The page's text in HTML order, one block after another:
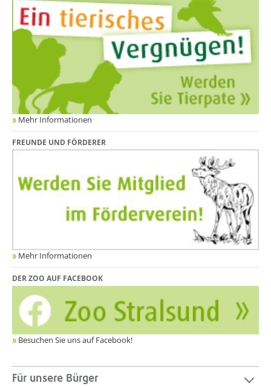
Mehr Informationen
FREUNDE UND FÖRDERER
Mehr Informationen
DER ZOO AUF FACEBOOK
Besuchen Sie uns auf Facebook!
Für unsere Bürger